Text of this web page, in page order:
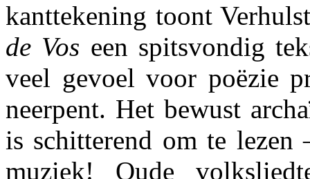
kanttekening toont
de Vos een spitsvondig
veel gevoel voor poëzie
neerpent. Het bewust
is schitterend om te lezen
muziek! Oude